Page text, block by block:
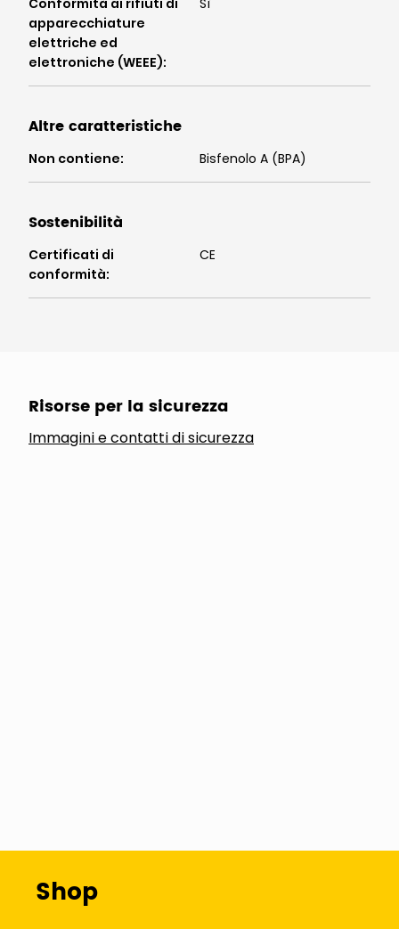
Conformità ai rifiuti di
apparecchiature
elettriche ed
elettroniche (WEEE):
Sì
Altre caratteristiche
Non contiene: Bisfenolo A (BPA)
Sostenibilità
Certificati di
conformità:
CE
Risorse per la sicurezza
Immagini e contatti di sicurezza
Shop